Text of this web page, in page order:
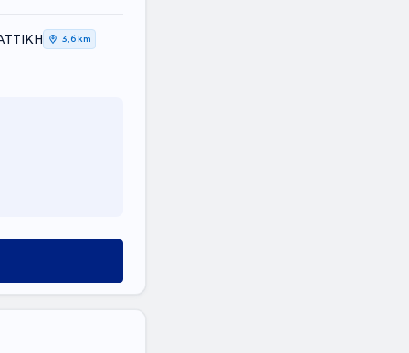
3,6 km